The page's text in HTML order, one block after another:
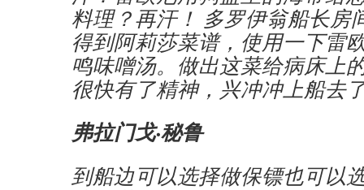
料理？再汗！ 多罗伊翁船长房
得到阿莉莎菜谱，使用一下雷
鸣味噌汤。做出这菜给病床上
很快有了精神，兴冲冲上船去
弗拉门戈·秘鲁
到船边可以选择做保镖也可以